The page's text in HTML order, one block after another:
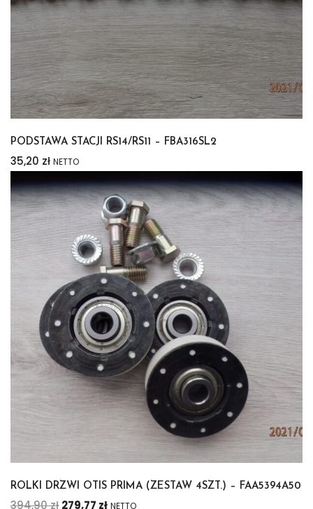
PODSTAWA STACJI RS14/RS11 – FBA316SL2
35,20 zł NETTO
ROLKI DRZWI OTIS PRIMA (ZESTAW 4SZT.) – FAA5394A50
394,90zł 279,77 zł NETTO